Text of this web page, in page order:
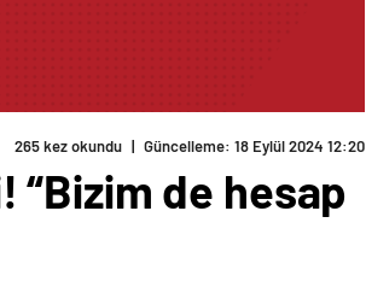
265 kez okundu | Güncelleme: 18 Eylül 2024 12:20
“Bizim de hesap